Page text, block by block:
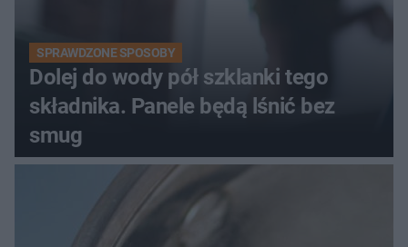
SPRAWDZONE SPOSOBY
Dolej do wody pół szklanki tego
składnika. Panele będą lśnić bez
smug